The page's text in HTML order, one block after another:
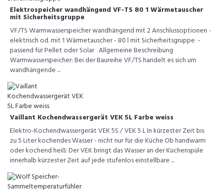
Elektrospeicher wandhängend VF-TS 80 1 Wärmetauscher
mit Sicherheitsgruppe
VF/TS Warmwasserspeicher wandhängend mit 2 Anschlussoptionen -
elektrisch od. mit 1 Wärmetauscher - 80 l mit Sicherheitsgruppe -
passend für Pellet oder Solar Allgemeine Beschreibung
Warmwasserspeicher: Bei der Baureihe VF/TS handelt es sich um
wandhängende ...
Vaillant Kochendwassergerät VEK 5L Farbe weiss
Elektro-Kochendwassergerät VEK 5S / VEK 5 L In kürzester Zeit bis
zu 5 Liter kochendes Wasser - nicht nur für die Küche Ob handwarm
oder kochend heiß: Der VEK bringt das Wasser an der Küchenspüle
innerhalb kürzester Zeit auf jede stufenlos einstellbare ...